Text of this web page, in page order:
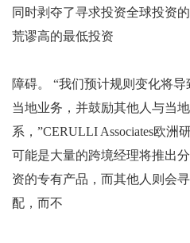
同时剥夺了寻求投资全球投资
荒谬高的最低投资
障碍。 “我们预计规则变化将
当地业务，并鼓励其他人与当
系，”CERULLI Associates欧洲
可能是大量的跨境经理将推出
资的专有产品，而其他人则会
配，而不